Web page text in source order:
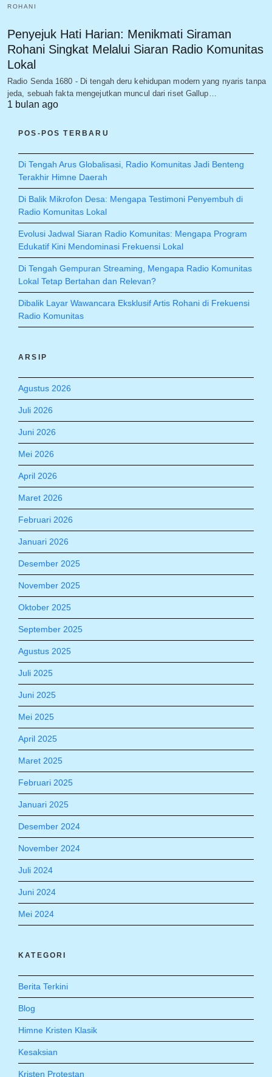
ROHANI
Penyejuk Hati Harian: Menikmati Siraman
Rohani Singkat Melalui Siaran Radio Komunitas
Lokal
Radio Senda 1680 - Di tengah deru kehidupan modern yang nyaris tanpa
jeda, sebuah fakta mengejutkan muncul dari riset Gallup…
1 bulan ago
POS-POS TERBARU
Di Tengah Arus Globalisasi, Radio Komunitas Jadi Benteng
Terakhir Himne Daerah
Di Balik Mikrofon Desa: Mengapa Testimoni Penyembuh di
Radio Komunitas Lokal
Evolusi Jadwal Siaran Radio Komunitas: Mengapa Program
Edukatif Kini Mendominasi Frekuensi Lokal
Di Tengah Gempuran Streaming, Mengapa Radio Komunitas
Lokal Tetap Bertahan dan Relevan?
Dibalik Layar Wawancara Eksklusif Artis Rohani di Frekuensi
Radio Komunitas
ARSIP
Agustus 2026
Juli 2026
Juni 2026
Mei 2026
April 2026
Maret 2026
Februari 2026
Januari 2026
Desember 2025
November 2025
Oktober 2025
September 2025
Agustus 2025
Juli 2025
Juni 2025
Mei 2025
April 2025
Maret 2025
Februari 2025
Januari 2025
Desember 2024
November 2024
Juli 2024
Juni 2024
Mei 2024
KATEGORI
Berita Terkini
Blog
Himne Kristen Klasik
Kesaksian
Kristen Protestan